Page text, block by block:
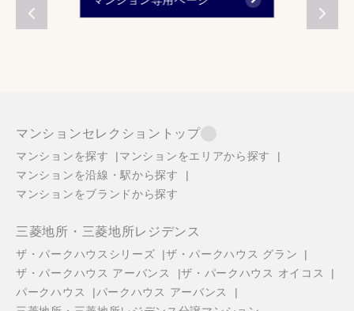
マンションセレクショントップ
マンションを探す
マンションをエリアから探す
マンションを沿線・駅から探す
マンションをブランドから探す
三菱地所・三菱地所レジデンス
ザ・パークハウスシリーズ
ザ・パークハウス グラン
ザ・パークハウス アーバンス
ザ・パークハウス オイコス
パークハウス
パークハウス アーバンス